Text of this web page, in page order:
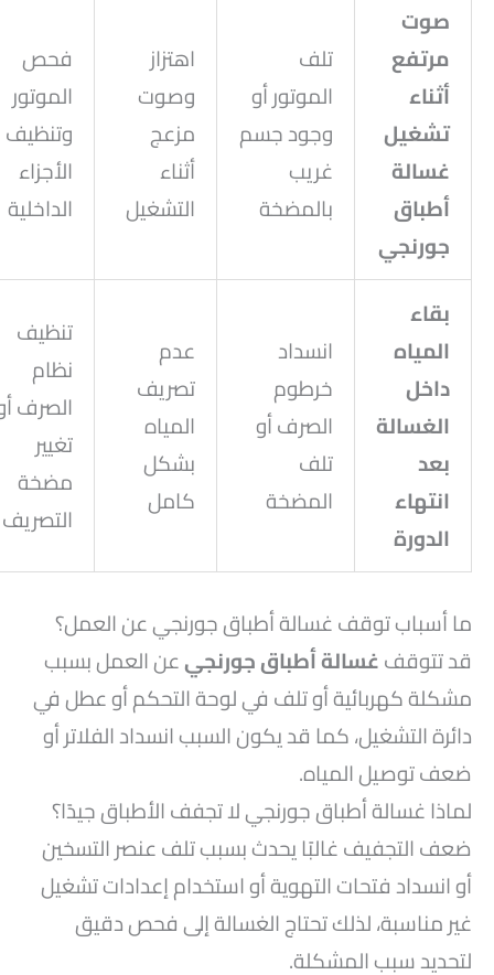
صوت
مرتفع
أثناء
تشغيل
غسالة
أطباق
جورنجي
تلف
الموتور أو
وجود جسم
غريب
بالمضخة
اهتزاز
وصوت
مزعج
أثناء
التشغيل
فحص
الموتور
وتنظيف
الأجزاء
الداخلية
بقاء
المياه
داخل
الغسالة
بعد
انتهاء
الدورة
انسداد
خرطوم
الصرف أو
تلف
المضخة
عدم
تصريف
المياه
بشكل
كامل
تنظيف
نظام
الصرف
تغيير
مضخة
التصريف
ما أسباب توقف غسالة أطباق جورنجي عن العمل؟
قد تتوقفغسالة أطباق جورنجيعن العمل بسبب
مشكلة كهربائية أو تلف في لوحة التحكم أو عطل في
دائرة التشغيل، كما قد يكون السبب انسداد الفلاتر أو
ضعف توصيل المياه.
لماذا غسالة أطباق جورنجي لا تجفف الأطباق جيدًا؟
ضعف التجفيف غالبًا يحدث بسبب تلف عنصر التسخين
أو انسداد فتحات التهوية أو استخدام إعدادات تشغيل
غير مناسبة، لذلك تحتاج الغسالة إلى فحص دقيق
لتحديد سبب المشكلة.